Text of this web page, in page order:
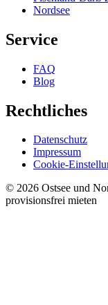
Nordsee
Service
FAQ
Blog
Rechtliches
Datenschutz
Impressum
Cookie-
© 2026 Ostsee und
provisionsfrei mieten